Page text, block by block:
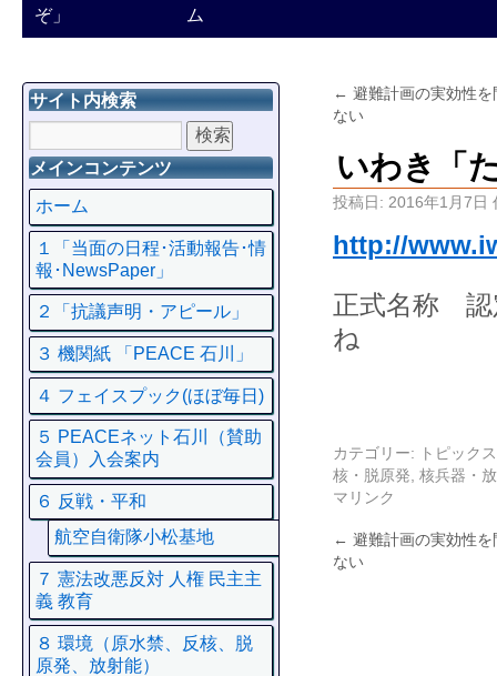
ぞ」 ム
← 避難計画の実効性
ない
いわき「
投稿日: 2016年1月7日
http://
正式名称 認
ね
カテゴリー:
トピックス
核・脱原発 核兵器・
マリンク
← 避難計画の実効性
ない
サイト内検索
メインコンテンツ
ホーム
１「当面の日程･活動報告･情
報･NewsPaper」
２「抗議声明・アピール」
３ 機関紙 「PEACE 石川」
４ フェイスプック(ほぼ毎日)
５ PEACEネット石川（賛助
会員）入会案内
６ 反戦・平和
航空自衛隊小松基地
７ 憲法改悪反対 人権 民主主
義 教育
８ 環境（原水禁、反核、脱
原発、放射能）